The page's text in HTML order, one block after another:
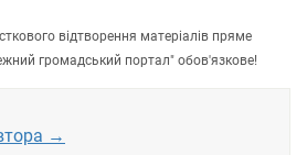
відтворення матеріалів пряме
громадський портал" обов'язкове!
→